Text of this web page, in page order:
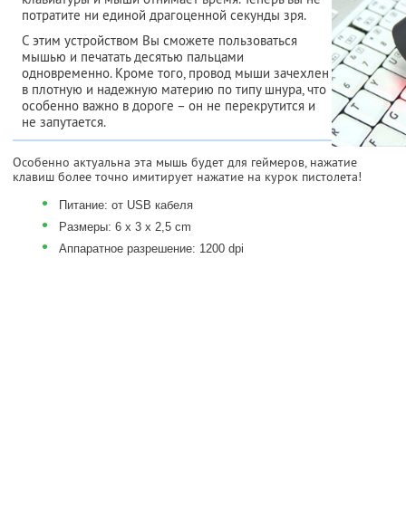
потратите ни единой драгоценной секунды зря.
С этим устройством Вы сможете пользоваться
мышью и печатать десятью пальцами
одновременно. Кроме того, провод мыши зачехлен
в плотную и надежную материю по типу шнура, что
особенно важно в дороге – он не перекрутится и
не запутается.
Особенно актуальна эта мышь будет для геймеров, нажатие
клавиш более точно имитирует нажатие на курок пистолета!
• Питание: от USB кабеля
• Размеры: 6 x 3 x 2,5 cm
• Аппаратное разрешение: 1200 dpi